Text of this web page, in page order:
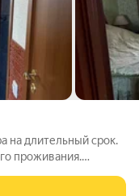
нa длительный срок.
проживания.
Метро в 5-ти